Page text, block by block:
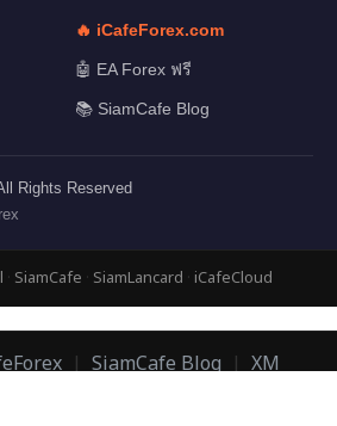
🔥 iCafeForex.com
🤖 EA Forex ฟรี
📚 SiamCafe Blog
Rights Reserved
· SiamCafe · SiamLancard · iCafeCloud
| SiamCafe Blog | XM